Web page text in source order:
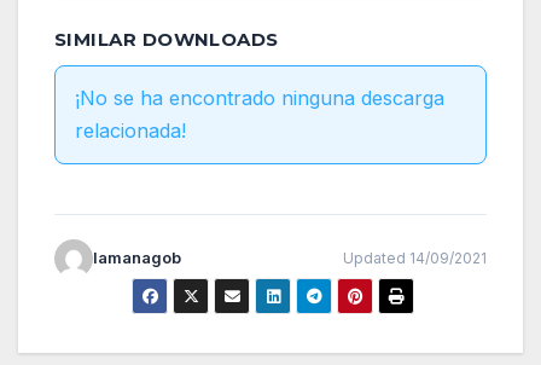
SIMILAR DOWNLOADS
¡No se ha encontrado ninguna descarga
relacionada!
lamanagob Updated 14/09/2021